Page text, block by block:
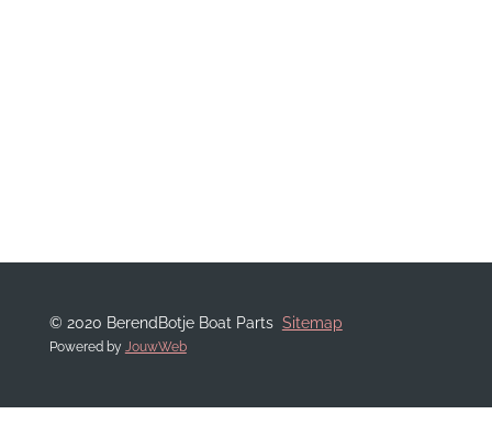
© 2020 BerendBotje Boat Parts Sitemap
Powered by JouwWeb